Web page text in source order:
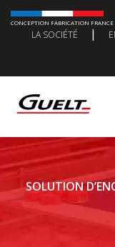
CONCEPTION FABRICATION FRANCE
LA SOCIÉTÉ |
SOLUTION